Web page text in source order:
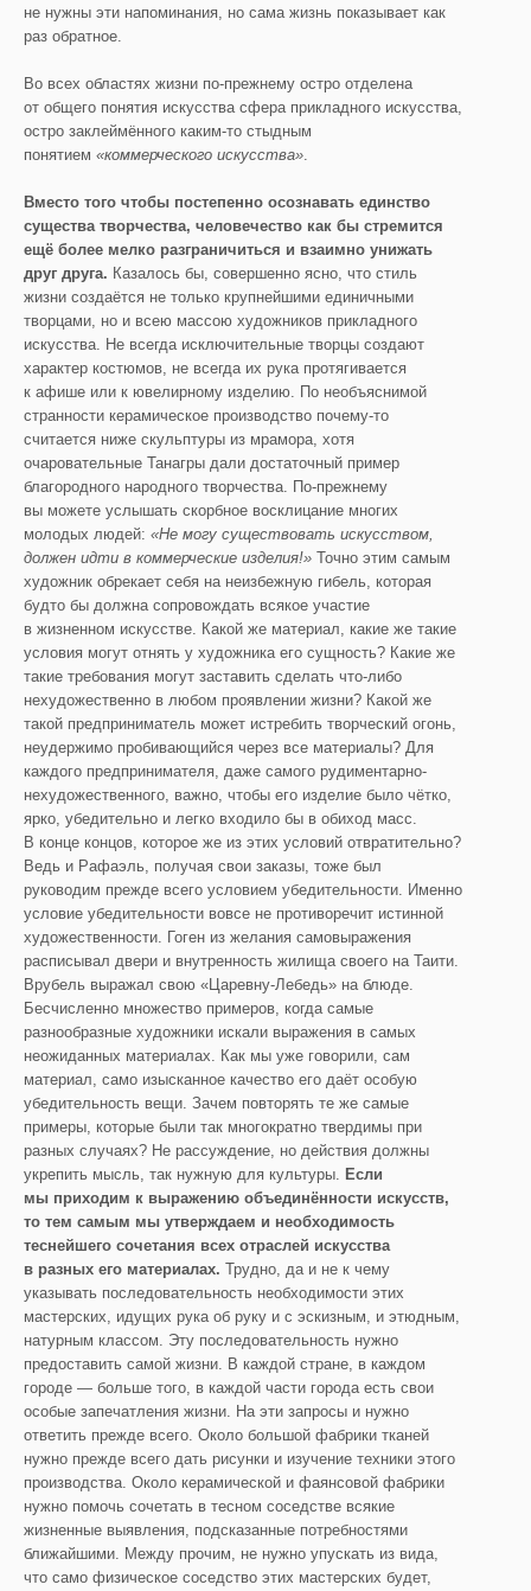
не нужны эти напоминания, но сама жизнь показывает как
раз обратное.
Во всех областях жизни по-прежнему остро отделена
от общего понятия искусства сфера прикладного искусства,
остро заклеймённого каким-то стыдным
понятием «коммерческого искусства».
Вместо того чтобы постепенно осознавать единство
существа творчества, человечество как бы стремится
ещё более мелко разграничиться и взаимно унижать
друг друга. Казалось бы, совершенно ясно, что стиль
жизни создаётся не только крупнейшими единичными
творцами, но и всею массою художников прикладного
искусства. Не всегда исключительные творцы создают
характер костюмов, не всегда их рука протягивается
к афише или к ювелирному изделию. По необъяснимой
странности керамическое производство почему-то
считается ниже скульптуры из мрамора, хотя
очаровательные Танагры дали достаточный пример
благородного народного творчества. По-прежнему
вы можете услышать скорбное восклицание многих
молодых людей: «Не могу существовать искусством,
должен идти в коммерческие изделия!» Точно этим самым
художник обрекает себя на неизбежную гибель, которая
будто бы должна сопровождать всякое участие
в жизненном искусстве. Какой же материал, какие же такие
условия могут отнять у художника его сущность? Какие же
такие требования могут заставить сделать что-либо
нехудожественно в любом проявлении жизни? Какой же
такой предприниматель может истребить творческий огонь,
неудержимо пробивающийся через все материалы? Для
каждого предпринимателя, даже самого рудиментарно-
нехудожественного, важно, чтобы его изделие было чётко,
ярко, убедительно и легко входило бы в обиход масс.
В конце концов, которое же из этих условий отвратительно?
Ведь и Рафаэль, получая свои заказы, тоже был
руководим прежде всего условием убедительности. Именно
условие убедительности вовсе не противоречит истинной
художественности. Гоген из желания самовыражения
расписывал двери и внутренность жилища своего на Таити.
Врубель выражал свою «Царевну-Лебедь» на блюде.
Бесчисленно множество примеров, когда самые
разнообразные художники искали выражения в самых
неожиданных материалах. Как мы уже говорили, сам
материал, само изысканное качество его даёт особую
убедительность вещи. Зачем повторять те же самые
примеры, которые были так многократно твердимы при
разных случаях? Не рассуждение, но действия должны
укрепить мысль, так нужную для культуры. Если
мы приходим к выражению объединённости искусств,
то тем самым мы утверждаем и необходимость
теснейшего сочетания всех отраслей искусства
в разных его материалах. Трудно, да и не к чему
указывать последовательность необходимости этих
мастерских, идущих рука об руку и с эскизным, и этюдным,
натурным классом. Эту последовательность нужно
предоставить самой жизни. В каждой стране, в каждом
городе — больше того, в каждой части города есть свои
особые запечатления жизни. На эти запросы и нужно
ответить прежде всего. Около большой фабрики тканей
нужно прежде всего дать рисунки и изучение техники этого
производства. Около керамической и фаянсовой фабрики
нужно помочь сочетать в тесном соседстве всякие
жизненные выявления, подсказанные потребностями
ближайшими. Между прочим, не нужно упускать из вида,
что само физическое соседство этих мастерских будет,